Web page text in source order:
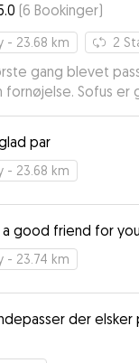
(6 Bookinger)
- 23.68 km 2
gang blevet
fornøjelse. Sofus er
sig flot af ham. En
næste pasning er
par
- 23.68 km
a good friend for
- 23.74 km
der elsker